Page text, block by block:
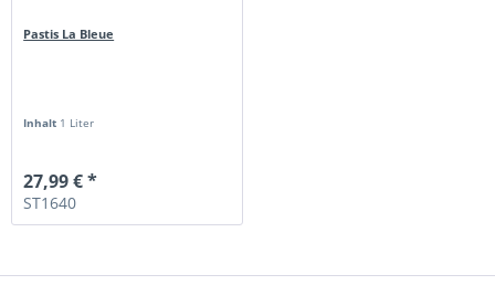
Pastis La Bleue
Inhalt 1 Liter
27,99 € *
ST1640